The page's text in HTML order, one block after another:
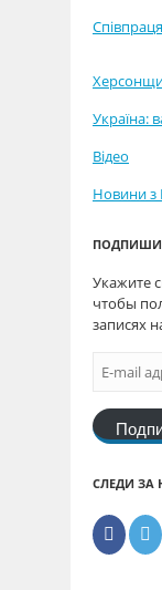
Співпраця
Україна:
Відео
Новини з
Укажите
чтобы
записях
СЛЕДИ ЗА